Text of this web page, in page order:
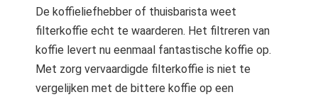
De koffieliefhebber of thuisbarista weet
filterkoffie echt te waarderen. Het filtreren van
koffie levert nu eenmaal fantastische koffie op.
Met zorg vervaardigde filterkoffie is niet te
vergelijken met de bittere koffie op een